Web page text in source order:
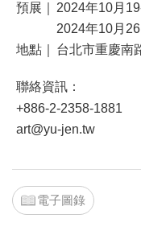
預展｜
2024年10月
2024年10月
地點｜
台北市重慶南
聯絡資訊：
+886-2-2358-1881
art@yu-jen.tw
電子圖錄